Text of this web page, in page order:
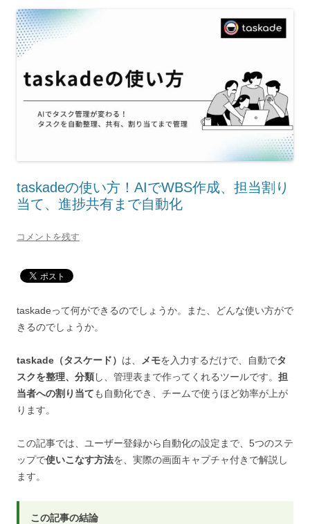
taskadeの使い方！AIでWBS作成、担当割り
当て、進捗共有まで自動化
コメントを残す
taskadeって何ができるのでしょうか。また、どんな使い方がで
きるのでしょうか。
taskade（タスケード） は、 メモを入力するだけで、自動でタ
スクを整理、分類し、管理表まで作ってくれるツールです。 担
当者への割り当ても自動化でき、チームで使うほど効率が上が
ります。
この記事では、ユーザー登録から自動化の設定まで、5つのステ
ップで使いこなす方法を、実際の画面キャプチャ付きで解説し
ます。
この記事の結論